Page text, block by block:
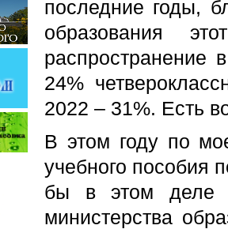
последние годы,
образования
24%
2022 – 31%. Есть
В этом году по
учебного пособия
бы в этом деле
министерства